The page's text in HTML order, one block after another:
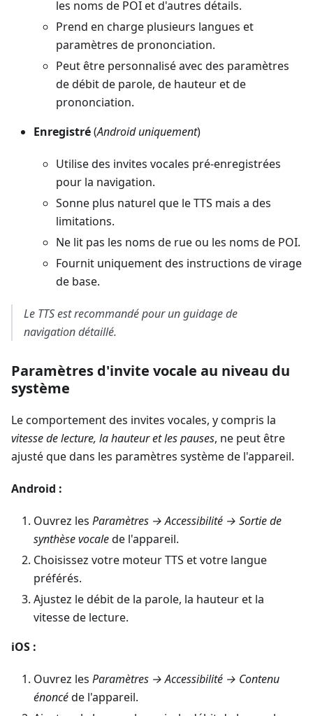
les noms de POI et d'autres détails.
Prend en charge plusieurs langues et
paramètres de prononciation.
Peut être personnalisé avec des paramètres
de débit de parole, de hauteur et de
prononciation.
Enregistré(Android uniquement)
Utilise des invites vocales pré-enregistrées
pour la navigation.
Sonne plus naturel que le TTS mais a des
limitations.
Ne lit pas les noms de rue ou les noms de POI.
Fournit uniquement des instructions de virage
de base.
Le TTS est recommandé pour un guidage de
navigation détaillé.
Paramètres d'invite vocale au niveau du
système
Le comportement des invites vocales, y compris la
vitesse de lecture, la hauteur et les pauses, ne peut être
ajusté que dans les paramètres système de l'appareil.
Android :
Ouvrez les Paramètres → Accessibilité → Sortie de
synthèse vocalede l'appareil.
Choisissez votre moteur TTS et votre langue
préférés.
Ajustez le débit de la parole, la hauteur et la
vitesse de lecture.
iOS :
Ouvrez les Paramètres → Accessibilité → Contenu
énoncéde l'appareil.